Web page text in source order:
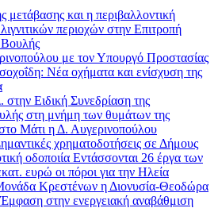
μετάβασης και η περιβαλλοντική
περιοχών στην Επιτροπή
Βουλής
με τον Υπουργό Προστασίας
Νέα οχήματα και ενίσχυση της
στην Ειδική Συνεδρίαση της
στη μνήμη των θυμάτων της
Μάτι η Δ. Αυγερινοπούλου
χρηματοδοτήσεις σε Δήμους
οδοποιία Εντάσσονται 26 έργα των
ευρώ οι πόροι για την Ηλεία
Κρεστένων η Διονυσία-Θεοδώρα
στην ενεργειακή αναβάθμιση